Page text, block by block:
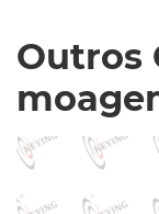
Outros